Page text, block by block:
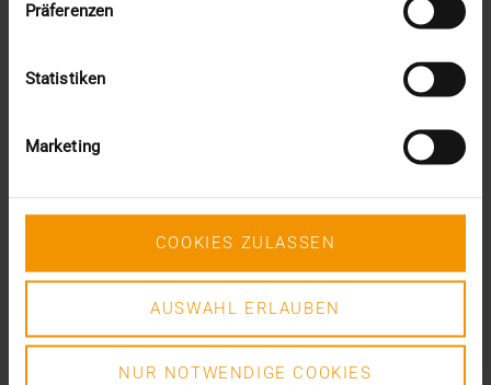
Präferenzen
Statistiken
Marketing
COOKIES ZULASSEN
AUSWAHL ERLAUBEN
NUR NOTWENDIGE COOKIES
Was für ein (Volljährigkeits-) Fest!